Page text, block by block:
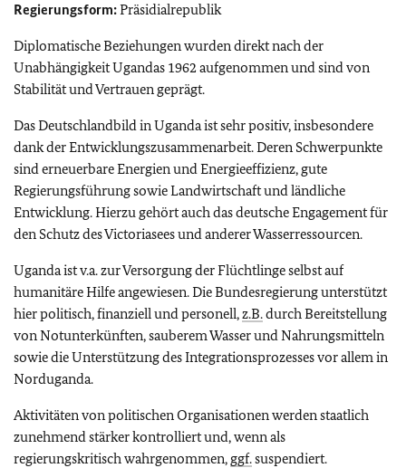
Regierungsform:Präsidialrepublik
Diplomatische Beziehungen wurden direkt nach der
Unabhängigkeit Ugandas 1962 aufgenommen und sind von
Stabilität und Vertrauen geprägt.
Das Deutschlandbild in Uganda ist sehr positiv, insbesondere
dank der Entwicklungszusammenarbeit. Deren Schwerpunkte
sind erneuerbare Energien und Energieeffizienz, gute
Regierungsführung sowie Landwirtschaft und ländliche
Entwicklung. Hierzu gehört auch das deutsche Engagement für
den Schutz des Victoriasees und anderer Wasserressourcen.
Uganda ist v.a. zur Versorgung der Flüchtlinge selbst auf
humanitäre Hilfe angewiesen. Die Bundesregierung unterstützt
hier politisch, finanziell und personell,z.B.durch Bereitstellung
von Notunterkünften, sauberem Wasser und Nahrungsmitteln
sowie die Unterstützung des Integrationsprozesses vor allem in
Norduganda.
Aktivitäten von politischen Organisationen werden staatlich
zunehmend stärker kontrolliert und, wenn als
regierungskritisch wahrgenommen, ggf.suspendiert.